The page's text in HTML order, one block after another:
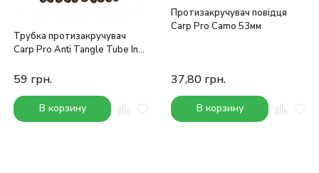
Трубка протизакручувач
Carp Pro Anti Tangle Tube In-
59 грн.
В корзину
Протизакручувач повідця
Carp Pro Camo 53мм
37,80 грн.
В корзину